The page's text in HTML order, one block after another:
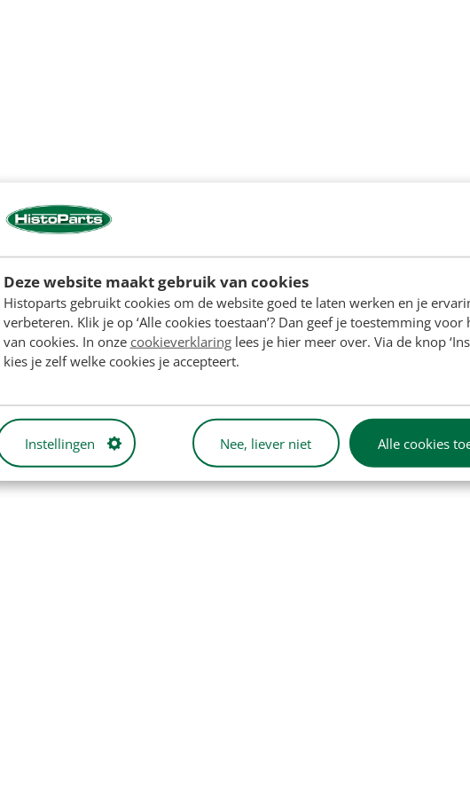
Deze website maakt gebruik van cookies
Histoparts gebruikt cookies om de website goed te laten werken en je
verbeteren. Klik je op ‘Alle cookies toestaan’? Dan geef je toestemming voor
van cookies. In onze cookieverklaringlees je hier meer over. Via de knop
kies je zelf welke cookies je accepteert.
Instellingen Nee, liever niet Alle cookies